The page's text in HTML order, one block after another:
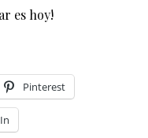
es hoy!
Pinterest